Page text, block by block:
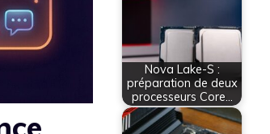
Nova Lake-S :
préparation de deux
processeurs Core…